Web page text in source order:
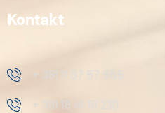
Kontakt
+ 381 11 37 57 555
+ 381 18 41 51 230